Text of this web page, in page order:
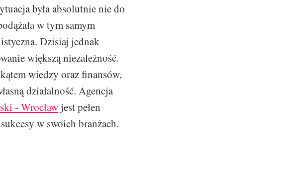
była absolutnie nie do
w tym samym
Dzisiaj jednak
większą niezależność.
wiedzy oraz finansów,
działalność. Agencja
- Wrocław jest pełen
w swoich branżach.